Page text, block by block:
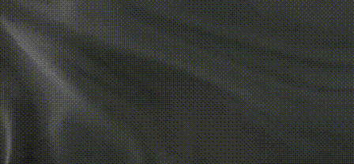
们
product
/
产